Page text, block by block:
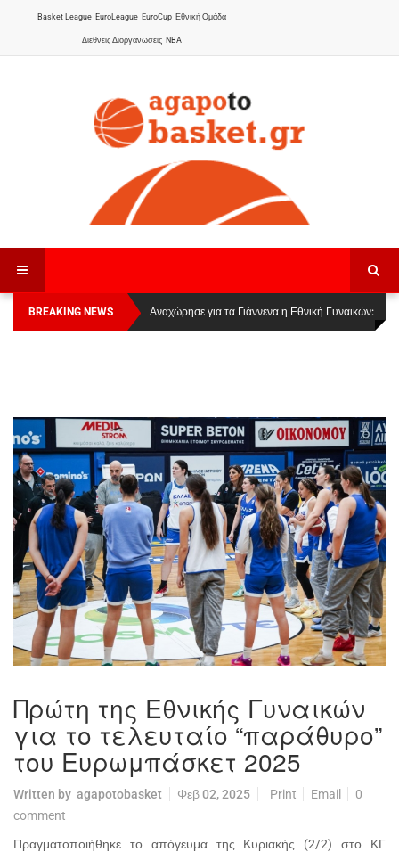
Basket League EuroLeague EuroCup Εθνική Ομάδα
Διεθνείς Διοργανώσεις NBA
BREAKING NEWS
Οι Πάνθηρες Καβάλας στην Women Basketball
League 1
Αναχώρησε για τα Γιάννενα η Εθνική Γυναικών:
Πρώτη της Εθνικής Γυναικών
για το τελευταίο “παράθυρο”
του Ευρωμπάσκετ 2025
Written by agapotobasket Φεβ 02, 2025 Print Email
0
comment
Πραγματοποιήθηκε το απόγευμα της Κυριακής (2/2) στο ΚΓ